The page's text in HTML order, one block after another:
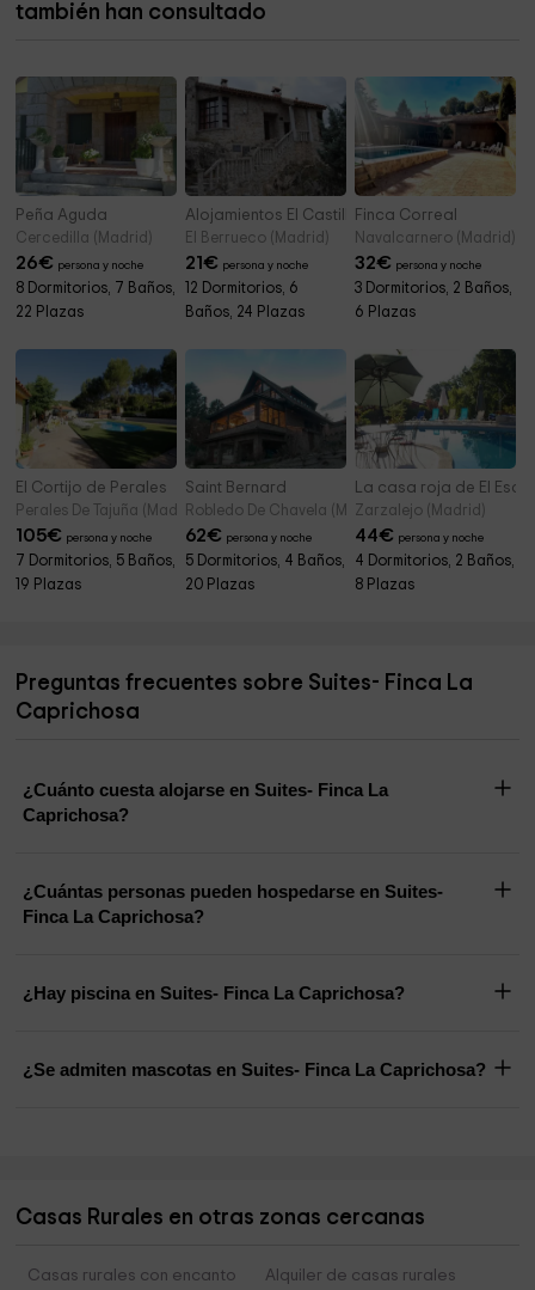
también han consultado
Peña Aguda
Cercedilla (Madrid)
26€ persona y noche
8 Dormitorios, 7 Baños,
22 Plazas
Alojamientos El Castillo
El Berrueco (Madrid)
21€ persona y noche
12 Dormitorios, 6
Baños, 24 Plazas
Finca Correal
Navalcarnero (Madrid)
32€ persona y noche
3 Dormitorios, 2 Baños,
6 Plazas
El Cortijo de Perales
Perales De Tajuña (Madrid)
105€ persona y noche
7 Dormitorios, 5 Baños,
19 Plazas
Saint Bernard
Robledo De Chavela (Madrid)
62€ persona y noche
5 Dormitorios, 4 Baños,
20 Plazas
La casa roja de El
Zarzalejo (Madrid)
44€ persona y noche
4 Dormitorios, 2 Baños,
8 Plazas
Preguntas frecuentes sobre Suites- Finca La
Caprichosa
¿Cuánto cuesta alojarse en Suites- Finca La
Caprichosa?
¿Cuántas personas pueden hospedarse en Suites-
Finca La Caprichosa?
¿Hay piscina en Suites- Finca La Caprichosa?
¿Se admiten mascotas en Suites- Finca La Caprichosa?
Casas Rurales en otras zonas cercanas
Casas rurales con encanto
Alquiler de casas rurales